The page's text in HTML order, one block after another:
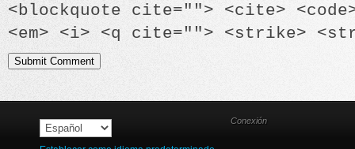
<blockquote cite=""> <cite>
<em> <i> <q cite=""> <strike>
Conexión